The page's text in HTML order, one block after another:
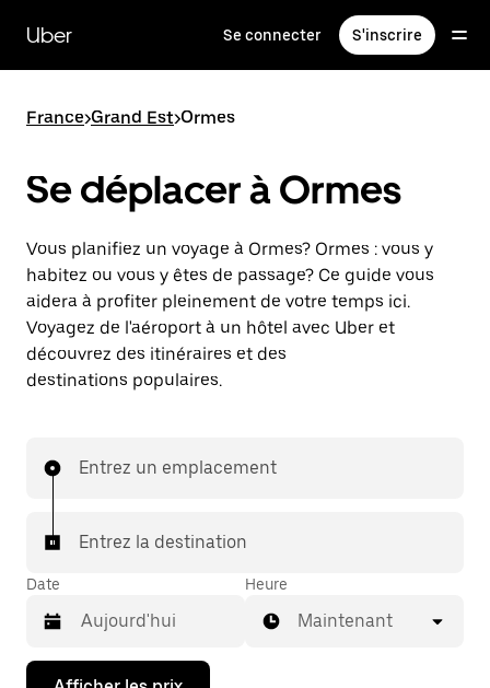
contenu
principal
Uber Se connecter S'inscrire
France>Grand Est>Ormes
Se déplacer à Ormes
Vous planifiez un voyage à Ormes? Ormes : vous y
habitez ou vous y êtes de passage? Ce guide vous
aidera à profiter pleinement de votre temps ici.
Voyagez de l'aéroport à un hôtel avec Uber et
découvrez des itinéraires et des
destinations populaires.
Entrez un emplacement
Entrez la destination
Date
Appuyez
Heure
Maintenant